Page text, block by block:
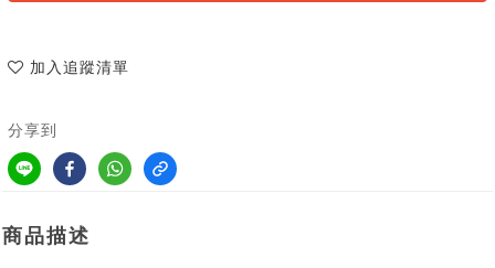
加入追蹤清單
分享到
商品描述